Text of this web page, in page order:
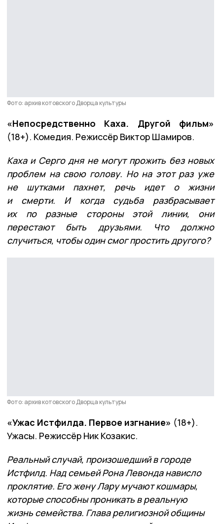
Фото: архив котовского Дворца культуры
«Непосредственно Каха. Другой фильм»
(18+). Комедия. Режиссёр Виктор Шамиров.
Каха и Серго дня не могут прожить без новых
проблем на свою голову. Но на этот раз уже
не шутками пахнет, речь идет о жизни
и смерти. И когда судьба разбрасывает
их по разные стороны этой линии, они
перестают быть друзьями. Что должно
случиться, чтобы один смог простить другого?
Фото: архив котовского Дворца культуры
«Ужас Истфилда. Первое изгнание» (18+).
Ужасы. Режиссёр Ник Козакис.
Реальный случай, произошедший в городе
Истфилд. Над семьей Рона Левонда нависло
проклятие. Его жену Лару мучают кошмары,
которые способны проникать в реальную
жизнь семейства. Глава религиозной общины